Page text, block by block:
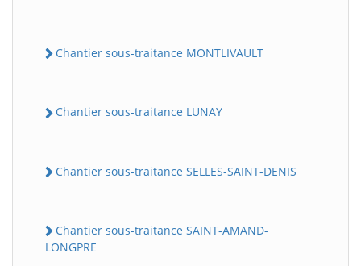
Chantier sous-traitance MONTLIVAULT
Chantier sous-traitance LUNAY
Chantier sous-traitance SELLES-SAINT-DENIS
Chantier sous-traitance SAINT-AMAND-
LONGPRE